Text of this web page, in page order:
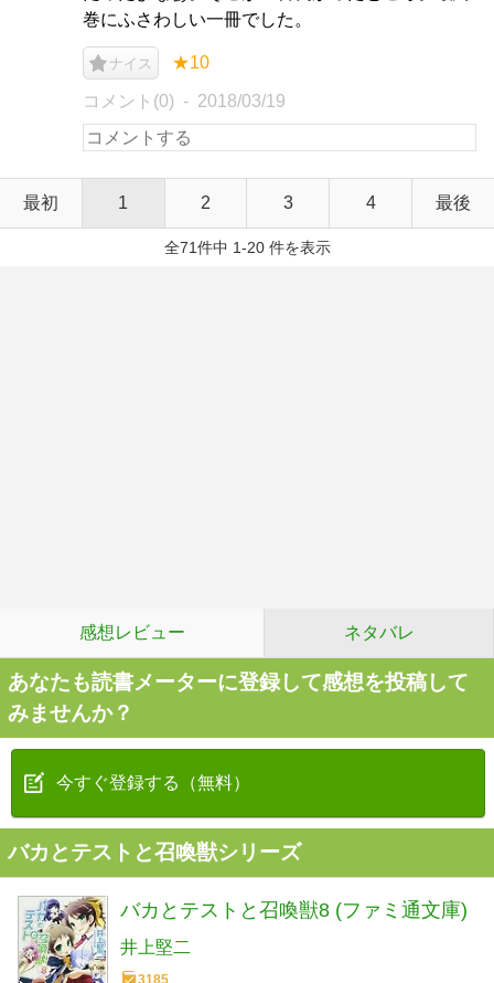
巻にふさわしい一冊でした。
ナイス ★10
コメント(0) 2018/03/19
最初 1 2 3 4 最後
全71件中 1-20 件を表示
感想レビュー ネタバレ
あなたも読書メーターに登録して感想を投稿して
みませんか？
今すぐ登録する（無料）
バカとテストと召喚獣シリーズ
バカとテストと召喚獣8 (ファミ通文庫)
井上堅二
3185